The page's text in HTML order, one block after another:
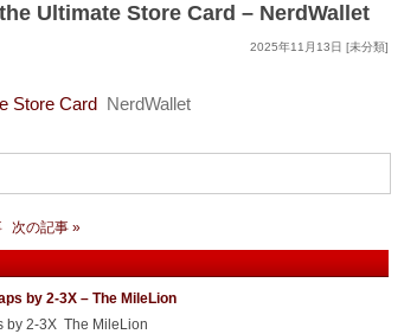
Ultimate Store Card – NerdWallet
2025年11月13日 [未分類]
Store Card NerdWallet
次の記事 »
by 2-3X – The MileLion
by 2-3X The MileLion